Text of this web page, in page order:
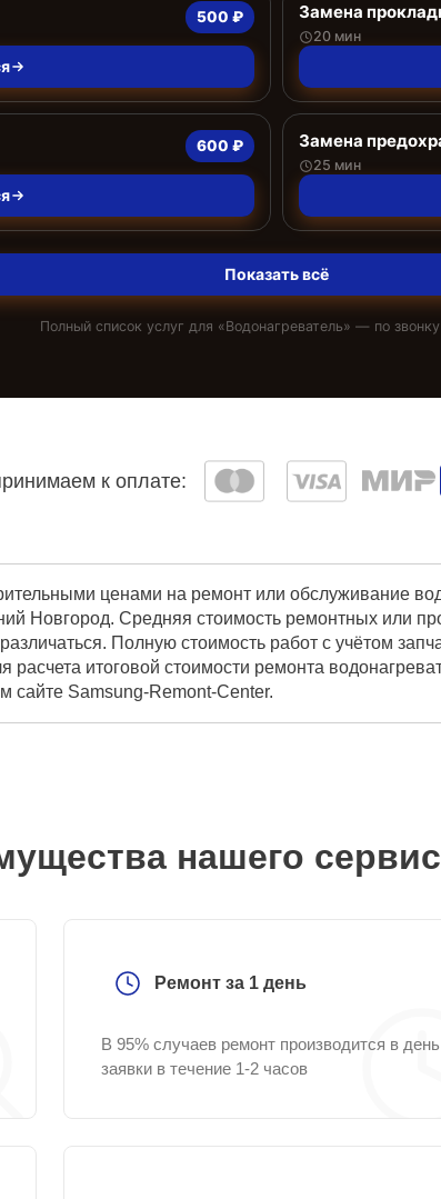
500 ₽ Замена
20 мин
600 ₽ Замена
25 мин
Показать всё
Полный список услуг для «Водонагреватель» — по
к оплате:
ценами на ремонт или обслуживание
Новгород. Средняя стоимость ремонтных или
Полную стоимость работ с учётом
итоговой стоимости ремонта
сайте Samsung-Remont-Center.
нашего
Ремонт за 1 день
В 95% случаев ремонт производится в день
заявки в течение 1-2 часов